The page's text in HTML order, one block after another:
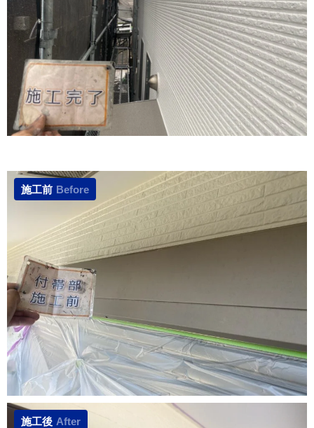
施工前 Before
施工後 After